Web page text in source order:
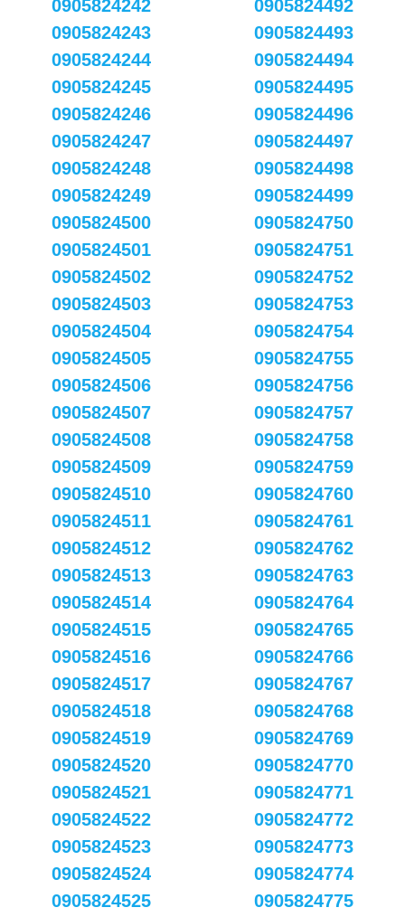
0905824242
0905824243
0905824244
0905824245
0905824246
0905824247
0905824248
0905824249
0905824492
0905824493
0905824494
0905824495
0905824496
0905824497
0905824498
0905824499
0905824500
0905824501
0905824502
0905824503
0905824504
0905824505
0905824506
0905824507
0905824508
0905824509
0905824510
0905824511
0905824512
0905824513
0905824514
0905824515
0905824516
0905824517
0905824518
0905824519
0905824520
0905824521
0905824522
0905824523
0905824524
0905824525
0905824750
0905824751
0905824752
0905824753
0905824754
0905824755
0905824756
0905824757
0905824758
0905824759
0905824760
0905824761
0905824762
0905824763
0905824764
0905824765
0905824766
0905824767
0905824768
0905824769
0905824770
0905824771
0905824772
0905824773
0905824774
0905824775